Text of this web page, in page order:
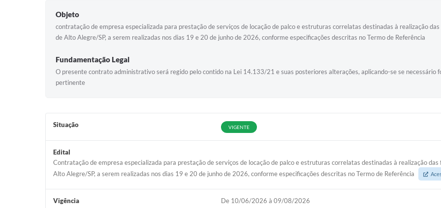
Objeto
contratação de empresa especializada para prestação de serviços de locação de palco e estruturas correlatas destinadas à realização
de Alto Alegre/SP, a serem realizadas nos dias 19 e 20 de junho de 2026, conforme especificações descritas no Termo de Referência
Fundamentação Legal
O presente contrato administrativo será regido pelo contido na Lei 14.133/21 e suas posteriores alterações, aplicando-se se necessário
pertinente
Situação VIGENTE
Edital
Contratação de empresa especializada para prestação de serviços de locação de palco e estruturas correlatas destinadas à realização
Alto Alegre/SP, a serem realizadas nos dias 19 e 20 de junho de 2026, conforme especificações descritas no Termo de Referência
Vigência De 10/06/2026 à 09/08/2026